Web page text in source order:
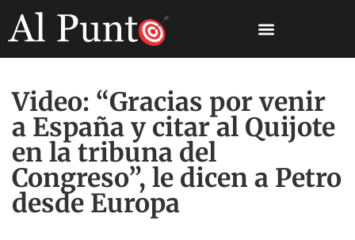
Video: “Gracias por venir
a España y citar al Quijote
en la tribuna del
Congreso”, le dicen a Petro
desde Europa